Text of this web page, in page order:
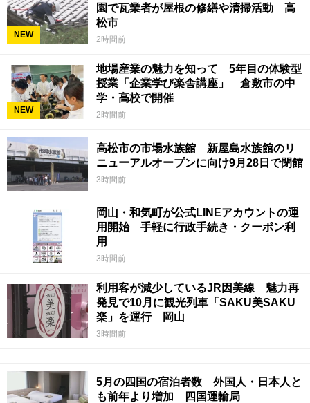
NEW
園で瓦業者が屋根の修繕や清掃活動 高
松市
2時間前
NEW
地場産業の魅力を知って 5年目の体験型
授業「企業学び楽舎講座」 倉敷市の中
学・高校で開催
2時間前
高松市の市場水族館 新屋島水族館のリ
ニューアルオープンに向け9月28日で閉館
3時間前
岡山・和気町が公式LINEアカウントの運
用開始 手軽に行政手続き・クーポン利
用
3時間前
利用客が減少しているJR因美線 魅力再
発見で10月に観光列車「SAKU美SAKU
楽」を運行 岡山
3時間前
5月の四国の宿泊者数 外国人・日本人と
も前年より増加 四国運輸局